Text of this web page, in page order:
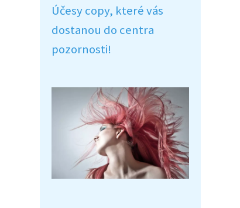
Účesy copy, které vás
dostanou do centra
pozornosti!